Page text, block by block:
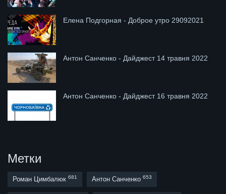
Елена Подгорная - Доброе утро 29092021
Антон Санченко - Дайджест 14 травня 2022
Антон Санченко - Дайджест 16 травня 2022
Метки
Роман Цимбалюк 681 Антон Санченко 653